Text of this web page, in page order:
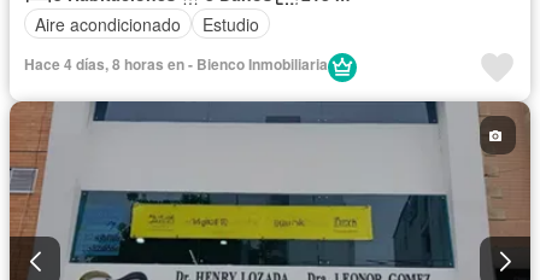
Aire acondicionado
Estudio
Hace 4 días, 8 horas en - Bienco Inmobiliaria